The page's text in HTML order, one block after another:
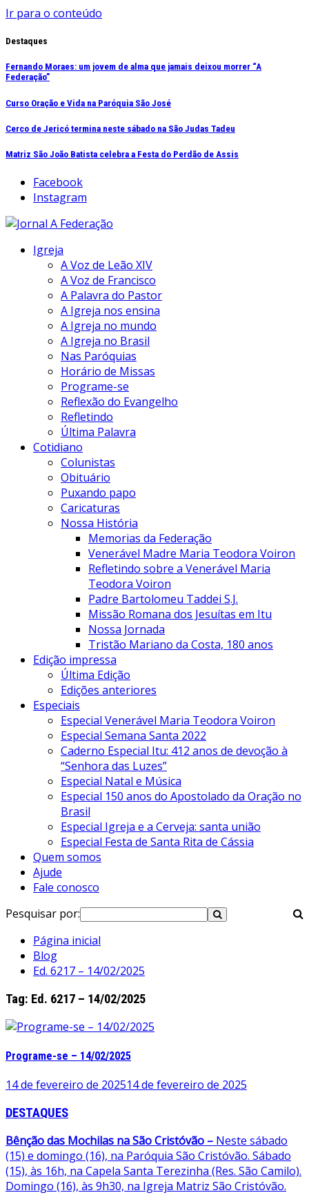
Ir para o conteúdo
Destaques
Fernando Moraes: um jovem de alma que jamais deixou morrer “A
Federação”
Curso Oração e Vida na Paróquia São José
Cerco de Jericó termina neste sábado na São Judas Tadeu
Matriz São João Batista celebra a Festa do Perdão de Assis
Facebook
Instagram
Igreja
A Voz de Leão XIV
A Voz de Francisco
A Palavra do Pastor
A Igreja nos ensina
A Igreja no mundo
A Igreja no Brasil
Nas Paróquias
Horário de Missas
Programe-se
Reflexão do Evangelho
Refletindo
Última Palavra
Cotidiano
Colunistas
Obituário
Puxando papo
Caricaturas
Nossa História
Memorias da Federação
Venerável Madre Maria Teodora Voiron
Refletindo sobre a Venerável Maria
Teodora Voiron
Padre Bartolomeu Taddei S.J.
Missão Romana dos Jesuítas em Itu
Nossa Jornada
Tristão Mariano da Costa, 180 anos
Edição impressa
Última Edição
Edições anteriores
Especiais
Especial Venerável Maria Teodora Voiron
Especial Semana Santa 2022
Caderno Especial Itu: 412 anos de devoção à
“Senhora das Luzes”
Especial Natal e Música
Especial 150 anos do Apostolado da Oração no
Brasil
Especial Igreja e a Cerveja: santa união
Especial Festa de Santa Rita de Cássia
Quem somos
Ajude
Fale conosco
Pesquisar por:
Página inicial
Blog
Ed. 6217 – 14/02/2025
Tag: Ed. 6217 – 14/02/2025
Programe-se – 14/02/2025
14 de fevereiro de 202514 de fevereiro de 2025
DESTAQUES
Bênção das Mochilas na São Cristóvão – Neste sábado
(15) e domingo (16), na Paróquia São Cristóvão. Sábado
(15), às 16h, na Capela Santa Terezinha (Res. São Camilo).
Domingo (16), às 9h30, na Igreja Matriz São Cristóvão.